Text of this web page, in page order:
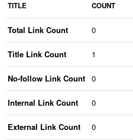
TITLE COUNT
Total Link Count 0
Title Link Count 1
No-follow Link Count 0
Internal Link Count 0
External Link Count 0